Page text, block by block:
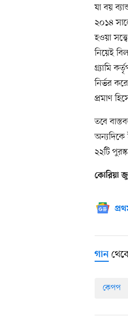
যা বয়
২০১৪
হওয়া
নিয়েই
গ্র্যামি
নির্ভর
প্রমাণ
তবে
২২টি
কোরিয়া
গান
কেপপ